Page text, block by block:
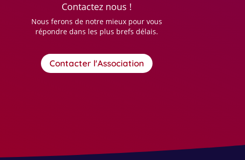
Contactez nous !
Nous ferons de notre mieux pour vous
répondre dans les plus brefs délais.
Contacter l'Association